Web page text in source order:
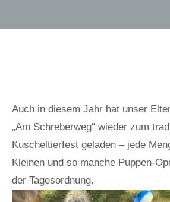
Auch in diesem Jahr hat unser
„Am Schreberweg“ wieder zum
Kuscheltierfest geladen – jede
Kleinen und so manche Puppen-
der Tagesordnung.